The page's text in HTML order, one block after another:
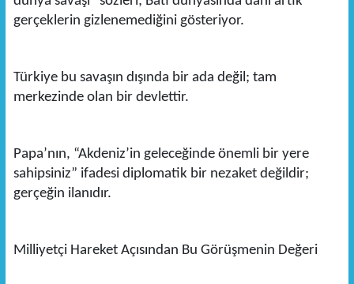
gerçeklerin gizlenemediğini gösteriyor.
Türkiye bu savaşın dışında bir ada değil; tam
merkezinde olan bir devlettir.
Papa’nın, “Akdeniz’in geleceğinde önemli bir yere
sahipsiniz” ifadesi diplomatik bir nezaket değildir;
gerçeğin ilanıdır.
Milliyetçi Hareket Açısından Bu Görüşmenin Değeri